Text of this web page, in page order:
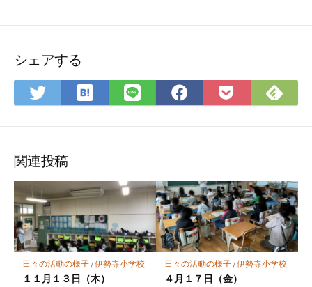
シェアする
Twitter
で
ア
は
て
マ
ー
ク
に
保
存
LINE
で
Facebook
で
Pocket
に
で
関連投稿
日々の活動の様子/伊勢寺小学校
１１月１３日（木）
日々の活動の様子/伊勢寺小学校
４月１７日（金）